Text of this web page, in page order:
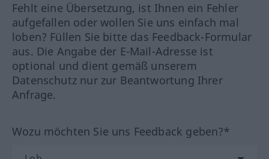
Fehlt eine Übersetzung, ist Ihnen ein Fehler
aufgefallen oder wollen Sie uns einfach mal
loben? Füllen Sie bitte das Feedback-Formular
aus. Die Angabe der E-Mail-Adresse ist
optional und dient gemäß unserem
Datenschutz nur zur Beantwortung Ihrer
Anfrage.
Wozu möchten Sie uns Feedback geben?*